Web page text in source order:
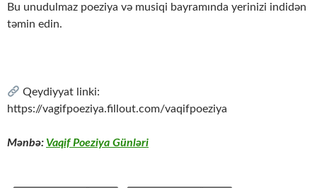
Bu unudulmaz poeziya və musiqi bayramında yerinizi indidən
təmin edin.
Qeydiyyat linki:
https://vagifpoeziya.fillout.com/vaqifpoeziya
Mənbə:Vaqif Poeziya Günləri